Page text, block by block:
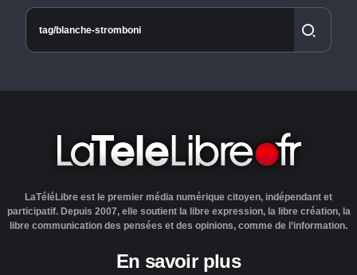
LaTéléLibre est le premier média numérique citoyen, indépendant et
participatif. Depuis 2007, elle soutient la libre expression, la libre création, la
libre communication des pensées et des opinions, comme de l’information.
En savoir plus